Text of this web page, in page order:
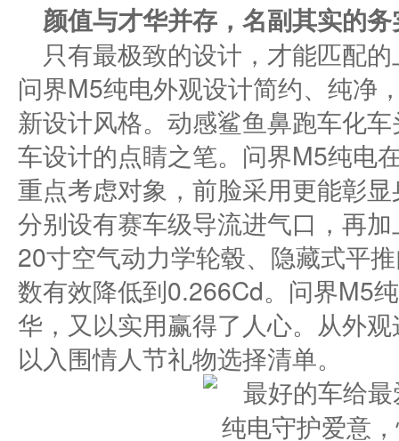
颜值与才华并存 ， 名副其实的
只有最极致的设计，才能匹配
问界M5纯电外观设计简约、纯净
新设计风格。动感鲨鱼鼻跑车化
车设计的点睛之笔。问界M5纯电
重点考虑对象，前脸采用更能彰
分别设有赛车级导流进气口，再
20寸空气动力学轮毂、隐藏式平
数有效降低到0.266Cd。问界M5
华，又以实用赢得了人心。从外
以入围情人节礼物选择清单。